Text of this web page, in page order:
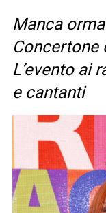
Manca
Concertone
L’evento ai
e cantanti